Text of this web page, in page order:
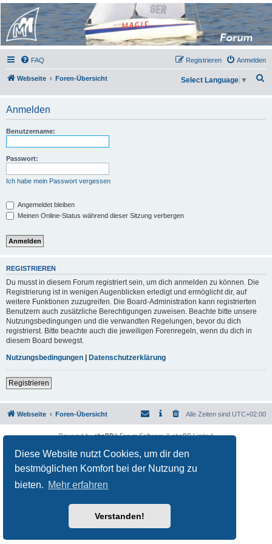
Diese Website nutzt Cookies, um dir den
bestmöglichen Komfort bei der Nutzung zu
bieten. Mehr erfahren
Verstanden!
Micro Magic Forum
Deutschland
FAQ Anmelden
Registrieren
Webseite Foren-Übersicht
h
Select Language ▼
Anmelden
Benutzername:
Passwort:
Ich habe mein Passwort vergessen
Angemeldet bleiben
Meinen Online-Status während dieser Sitzung verbergen
REGISTRIEREN
Du musst in diesem Forum registriert sein, um dich anmelden zu können. Die
Registrierung ist in wenigen Augenblicken erledigt und ermöglicht dir, auf
weitere Funktionen zuzugreifen. Die Board-Administration kann registrierten
Benutzern auch zusätzliche Berechtigungen zuweisen. Beachte bitte unsere
Nutzungsbedingungen und die verwandten Regelungen, bevor du dich
registrierst. Bitte beachte auch die jeweiligen Forenregeln, wenn du dich in
diesem Board bewegst.
Nutzungsbedingungen
Datenschutzerklärung
Registrieren
Webseite Foren-Übersicht Alle Zeiten sind UTC+02:00
Powered byphpBB® Forum Software © phpBB Limited
Datenschutz|Nutzungsbedingungen